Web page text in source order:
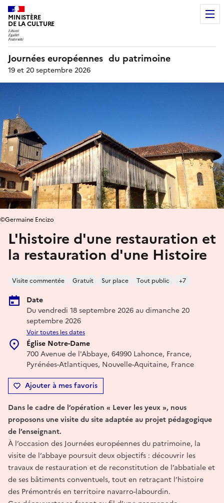
MINISTÈRE
DE LA CULTURE
Journées européennes du patrimoine
19 et 20 septembre 2026
L'histoire d'une restauration et
la restauration d'une Histoire
Visite commentée Gratuit Sur place Tout public +7
Date
Du vendredi 18 septembre 2026 au dimanche 20
septembre 2026
Voir toutes les dates
Église Notre-Dame
700 Avenue de l'Abbaye, 64990 Lahonce, France,
Pyrénées-Atlantiques, Nouvelle-Aquitaine, France
Ajouter à mes favoris
©Germaine Encizo
Dans le cadre de l’opération « Lever les yeux », nous
proposons une visite du site adaptée au projet pédagogique
de l’enseignant.
À l’occasion des Journées européennes du patrimoine, la
visite de l’abbaye poursuit deux objectifs : découvrir les
travaux de restauration et de reconstitution de l’abbatiale et
de ses bâtiments conventuels, tout en retraçant l’histoire
des Prémontrés en territoire navarro-labourdin.